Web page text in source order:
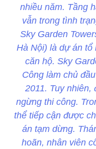
nhiều năm. Tầng
vẫn trong tình
Sky Garden
Hà Nội) là dự án tổ
căn hộ. Sky
Công làm chủ
2011. Tuy nhiên,
ngừng thi công.
thể tiếp cận được
án tạm dừng.
hoãn, nhân viên